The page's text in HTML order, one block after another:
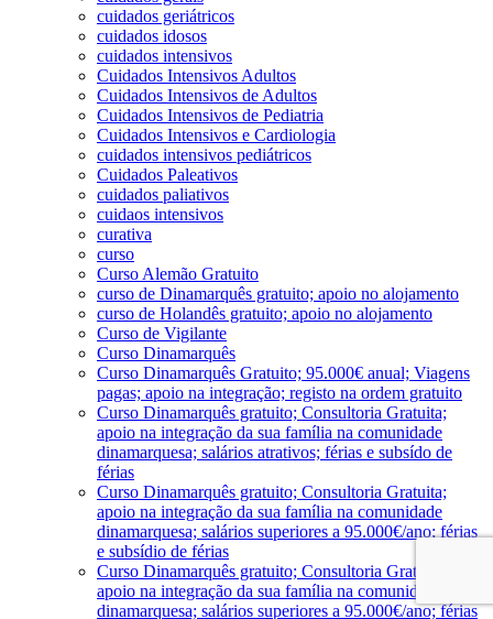
cuidados geriátricos
cuidados idosos
cuidados intensivos
Cuidados Intensivos Adultos
Cuidados Intensivos de Adultos
Cuidados Intensivos de Pediatria
Cuidados Intensivos e Cardiologia
cuidados intensivos pediátricos
Cuidados Paleativos
cuidados paliativos
cuidaos intensivos
curativa
curso
Curso Alemão Gratuito
curso de Dinamarquês gratuito; apoio no alojamento
curso de Holandês gratuito; apoio no alojamento
Curso de Vigilante
Curso Dinamarquês
Curso Dinamarquês Gratuito; 95.000€ anual; Viagens
pagas; apoio na integração; registo na ordem gratuito
Curso Dinamarquês gratuito; Consultoria Gratuita;
apoio na integração da sua família na comunidade
dinamarquesa; salários atrativos; férias e subsído de
férias
Curso Dinamarquês gratuito; Consultoria Gratuita;
apoio na integração da sua família na comunidade
dinamarquesa; salários superiores a 95.000€/ano; férias
e subsídio de férias
Curso Dinamarquês gratuito; Consultoria Gratuita;
apoio na integração da sua família na comunidade
dinamarquesa; salários superiores a 95.000€/ano; férias